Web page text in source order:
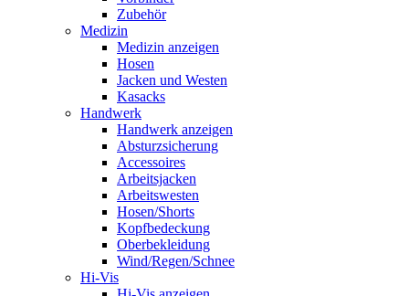
Zubehör
Medizin
Medizin anzeigen
Hosen
Jacken und Westen
Kasacks
Handwerk
Handwerk anzeigen
Absturzsicherung
Accessoires
Arbeitsjacken
Arbeitswesten
Hosen/Shorts
Kopfbedeckung
Oberbekleidung
Wind/Regen/Schnee
Hi-Vis